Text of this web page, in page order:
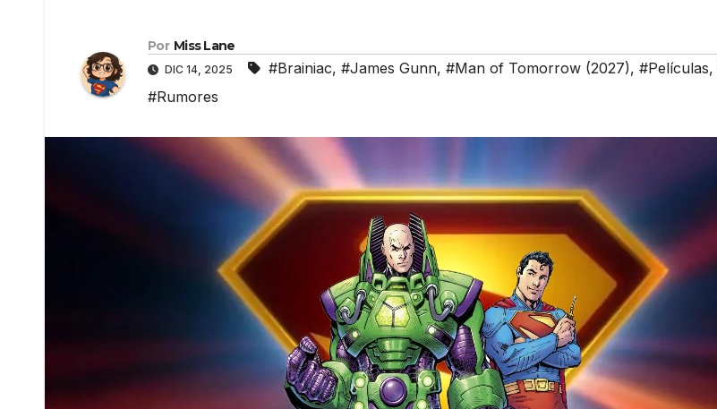
Por Miss Lane
DIC 14, 2025 #Brainiac, #James Gunn, #Man of Tomorrow (2027), #Películas,
#Rumores